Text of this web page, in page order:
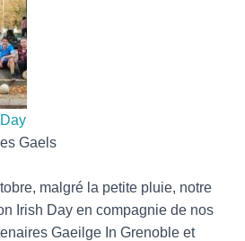
Gaels
malgré la petite pluie, notre
Irish Day en compagnie de nos
Gaeilge In Grenoble et